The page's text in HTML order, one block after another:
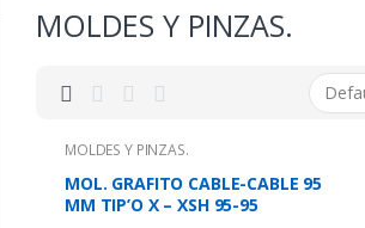
MOLDES Y PINZAS.
MOLDES Y PINZAS.
MOL. GRAFITO CABLE-CABLE 95
MM TIP’O X – XSH 95-95